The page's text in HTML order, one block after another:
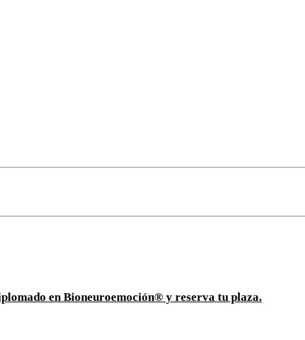
en Bioneuroemoción® y reserva tu plaza.